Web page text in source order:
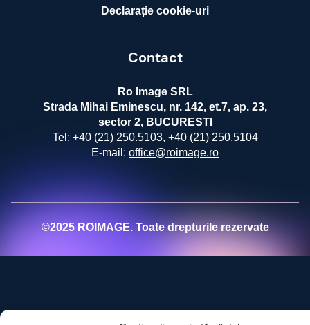
Declarație cookie-uri
Contact
Ro Image SRL
Strada Mihai Eminescu, nr. 142, et.7, ap. 23,
sector 2, BUCURESTI
Tel: +40 (21) 250.5103, +40 (21) 250.5104
E-mail: office@roimage.ro
©2025 ROIMAGE. Toate drepturile rezervate